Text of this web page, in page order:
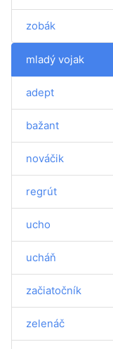
zobák
mladý vojak
adept
bažant
nováčik
regrút
ucho
ucháň
začiatočník
zelenáč